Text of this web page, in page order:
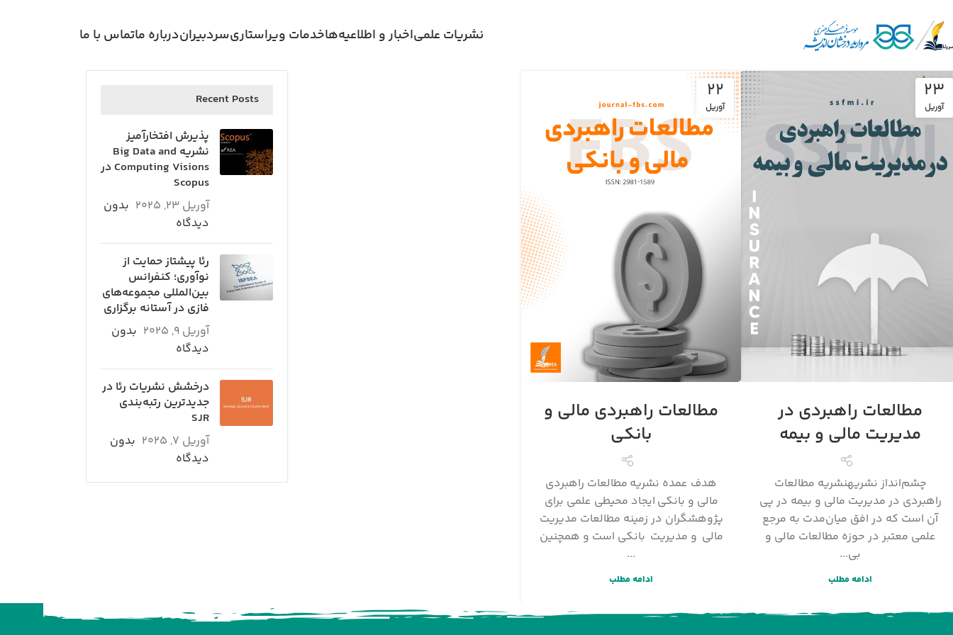
نشریات علمیاخبار و اطلاعیه‌هاخدمات ویراستاریسردبیراندرباره ماتماس با ما
23
آوریل
مطالعات راهبردی در
مدیریت مالی و بیمه
چشم‌انداز نشریهنشریه مطالعات
راهبردی در مدیریت مالی و بیمه در پی
آن است که در افق میان‌مدت به مرجع
علمی معتبر در حوزه مطالعات مالی و
بی...
ادامه مطلب
22
آوریل
مطالعات راهبردی مالی و
بانکی
هدف عمده نشریه مطالعات راهبردی
مالی و بانکی ایجاد محیطی علمی برای
پژوهشگران در زمینه مطالعات مدیریت
مالی و مدیریت بانکی است و همچنین
...
ادامه مطلب
Recent Posts
پذیرش افتخارآمیز
نشریه Big Data and
Computing Visions در
Scopus
آوریل 23, 2025
بدون
دیدگاه
رئا پیشتاز حمایت از
نوآوری؛ کنفرانس
بین‌المللی مجموعه‌های
فازی در آستانه برگزاری
آوریل 9, 2025
بدون
دیدگاه
درخشش نشریات رئا در
جدیدترین رتبه‌بندی
SJR
آوریل 7, 2025
بدون
دیدگاه